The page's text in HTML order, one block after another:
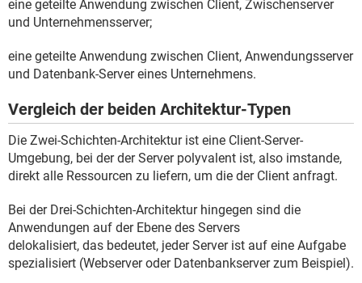
eine geteilte Anwendung zwischen Client, Zwischenserver
und Unternehmensserver;
eine geteilte Anwendung zwischen Client, Anwendungsserver
und Datenbank-Server eines Unternehmens.
Vergleich der beiden Architektur-Typen
Die Zwei-Schichten-Architektur ist eine Client-Server-
Umgebung, bei der der Server polyvalent ist, also imstande,
direkt alle Ressourcen zu liefern, um die der Client anfragt.
Bei der Drei-Schichten-Architektur hingegen sind die
Anwendungen auf der Ebene des Servers
delokalisiert, das bedeutet, jeder Server ist auf eine Aufgabe
spezialisiert (Webserver oder Datenbankserver zum Beispiel).